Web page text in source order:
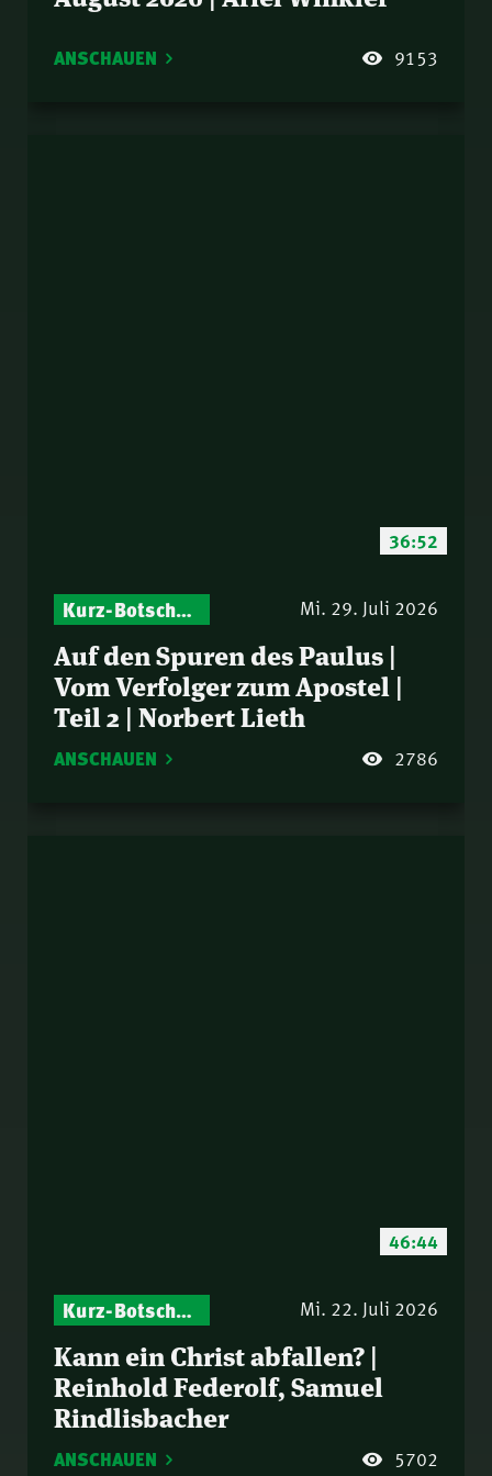
ANSCHAUEN 9153
36:52
Kurz-Botschaften – Biblische Impulse mit Zukunft im Blick Mi. 29. Juli 2026
Auf den Spuren des Paulus |
Vom Verfolger zum Apostel |
Teil 2 | Norbert Lieth
ANSCHAUEN 2786
46:44
Kurz-Botschaften – Biblische Impulse mit Zukunft im Blick Mi. 22. Juli 2026
Kann ein Christ abfallen? |
Reinhold Federolf, Samuel
Rindlisbacher
ANSCHAUEN 5702